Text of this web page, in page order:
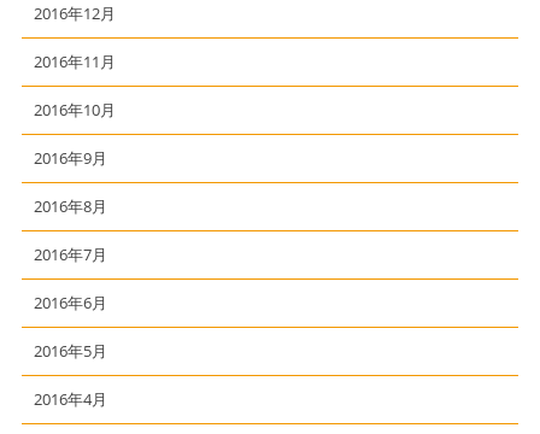
2016年12月
2016年11月
2016年10月
2016年9月
2016年8月
2016年7月
2016年6月
2016年5月
2016年4月